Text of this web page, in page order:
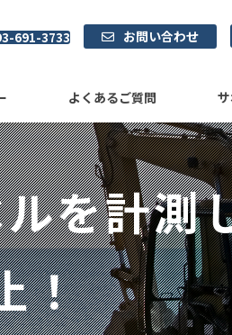
691-3733 お問い合わせ
よくあるご質問
を計測
！